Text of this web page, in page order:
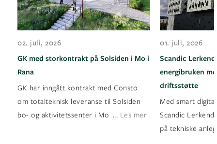
02. juli, 2026
GK med storkontrakt på Solsiden i Mo i
Rana
GK har inngått kontrakt med Consto
om totalteknisk leveranse til Solsiden
bo- og aktivitetssenter i Mo i Rana
... Les mer
01. juli, 2026
Scandic
energibruken
driftsstøtte
Med smart
Scandic
på tekniske